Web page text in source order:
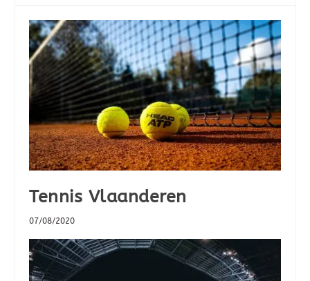
Tennis Vlaanderen
07/08/2020